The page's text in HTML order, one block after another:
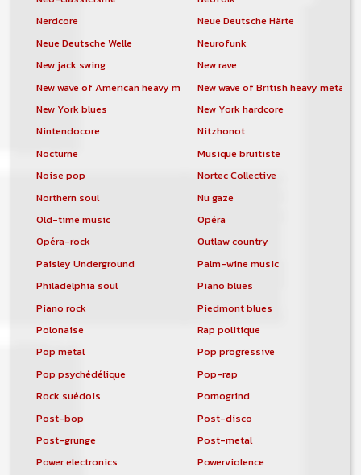
Nerdcore
Neue Deutsche Härte
Neue Deutsche Welle
Neurofunk
New jack swing
New rave
New wave of American heavy metalNew wave of British heavy metal
New York blues
New York hardcore
Nintendocore
Nitzhonot
Nocturne
Musique bruitiste
Noise pop
Nortec Collective
Northern soul
Nu gaze
Old-time music
Opéra
Opéra-rock
Outlaw country
Paisley Underground
Palm-wine music
Philadelphia soul
Piano blues
Piano rock
Piedmont blues
Polonaise
Rap politique
Pop metal
Pop progressive
Pop psychédélique
Pop-rap
Rock suédois
Pornogrind
Post-bop
Post-disco
Post-grunge
Post-metal
Power electronics
Powerviolence